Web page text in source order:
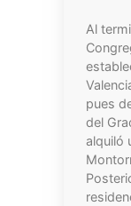
Al
pues
del
alquiló